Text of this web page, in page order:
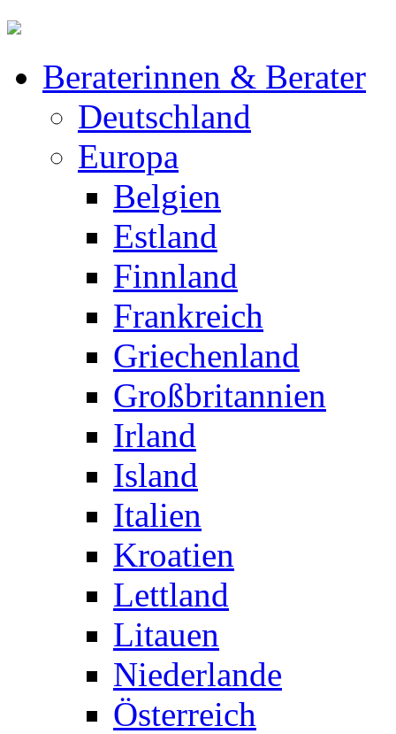
Beraterinnen & Berater
Deutschland
Europa
Belgien
Estland
Finnland
Frankreich
Griechenland
Großbritannien
Irland
Island
Italien
Kroatien
Lettland
Litauen
Niederlande
Österreich